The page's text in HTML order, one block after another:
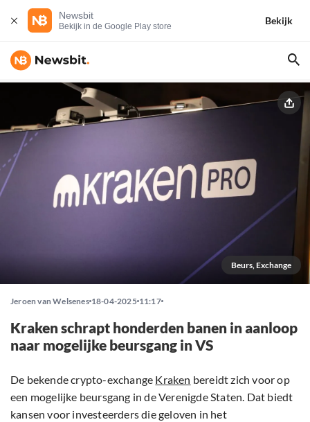
Newsbit
Bekijk in de Google Play store
Bekijk
Beurs, Exchange
Jeroen van Welsenes 18-04-2025 11:17
Kraken schrapt honderden banen in aanloop
naar mogelijke beursgang in VS
De bekende crypto-exchange Kraken bereidt zich voor op
een mogelijke beursgang in de Verenigde Staten. Dat biedt
kansen voor investeerders die geloven in het